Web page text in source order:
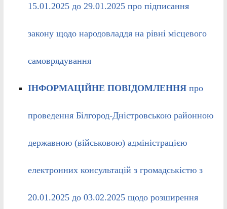
15.01.2025 до 29.01.2025 про підписання
закону щодо народовладдя на рівні місцевого
самоврядування
ІНФОРМАЦІЙНЕ ПОВІДОМЛЕННЯпро
проведення Білгород-Дністровською районною
державною (військовою) адміністрацією
електронних консультацій з громадськістю з
20.01.2025 до 03.02.2025 щодо розширення